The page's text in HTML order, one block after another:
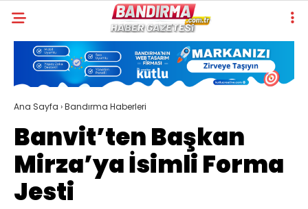
Ana Sayfa ›Bandırma Haberleri
Banvit’ten Başkan
Mirza’ya İsimli Forma
Jesti